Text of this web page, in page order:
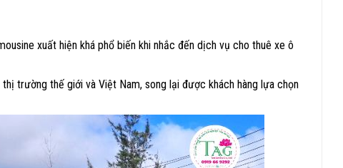
xuất hiện khá phổ biến khi nhắc đến dịch vụ cho thuê xe ô
trường thế giới và Việt Nam, song lại được khách hàng lựa chọn